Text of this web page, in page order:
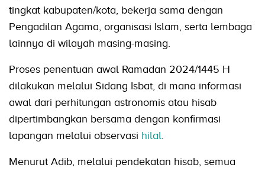
tingkat kabupaten/kota, bekerja sama dengan
Pengadilan Agama, organisasi Islam, serta lembaga
lainnya di wilayah masing-masing.
Proses penentuan awal Ramadan 2024/1445 H
dilakukan melalui Sidang Isbat, di mana informasi
awal dari perhitungan astronomis atau hisab
dipertimbangkan bersama dengan konfirmasi
lapangan melalui observasi hilal
Menurut Adib, melalui pendekatan hisab, semua